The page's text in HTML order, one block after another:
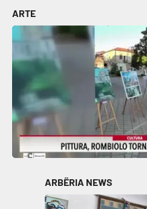
ARTE
ARBËRIA NEWS